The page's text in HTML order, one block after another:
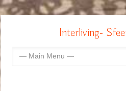
Interliving-